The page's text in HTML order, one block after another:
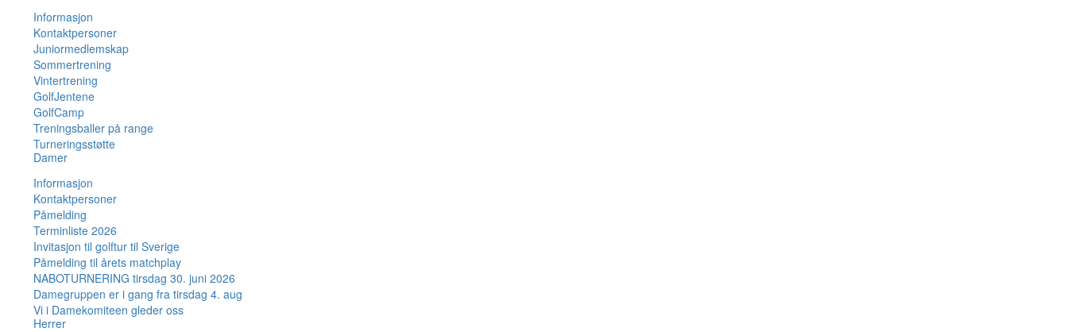
Informasjon
Kontaktpersoner
Juniormedlemskap
Sommertrening
Vintertrening
GolfJentene
GolfCamp
Treningsballer på range
Turneringsstøtte
Damer
Informasjon
Kontaktpersoner
Påmelding
Terminliste 2026
Invitasjon til golftur til Sverige
Påmelding til årets matchplay
NABOTURNERING tirsdag 30. juni 2026
Damegruppen er i gang fra tirsdag 4. aug
Vi i Damekomiteen gleder oss
Herrer